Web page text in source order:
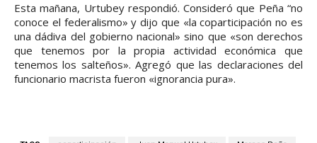
Esta mañana, Urtubey respondió. Consideró que Peña “no
conoce el federalismo» y dijo que «la coparticipación no es
una dádiva del gobierno nacional» sino que «son derechos
que tenemos por la propia actividad económica que
tenemos los salteños». Agregó que las declaraciones del
funcionario macrista fueron «ignorancia pura».